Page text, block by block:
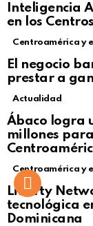
Inteligencia
en los
Centroamérica y
El negocio
prestar a
Actualidad
Ábaco logra
millones
Centroamérica y
Liberty
tecnológica
Dominicana